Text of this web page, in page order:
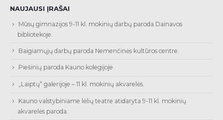
NAUJAUSI ĮRAŠAI
Mūsų gimnazijos 9-11 kl. mokinių darbų paroda Dainavos
bibliotekoje.
Baigiamųjų darbų paroda Nemenčinės kultūros centre.
Piešinių paroda Kauno kolegijoje.
„Laiptų“ galerijoje – 11 kl. mokinių akvarelės.
Kauno valstybiniame lėlių teatre atidaryta 9-11 kl. mokinių
akvarelės paroda.